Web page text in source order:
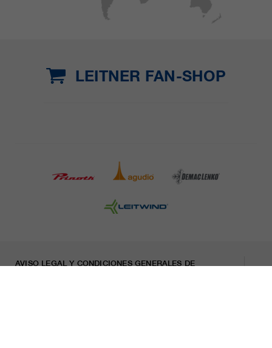
LEITNER FAN-SHOP
AVISO LEGAL Y CONDICIONES GENERALES DE